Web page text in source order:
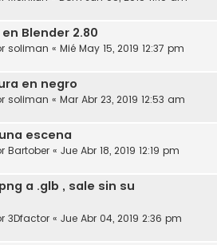
Blender 2.80
soliman « Mié May 15, 2019 12:37 pm
en negro
soliman « Mar Abr 23, 2019 12:53 am
escena
Bartober « Jue Abr 18, 2019 12:19 pm
a .glb , sale sin su
3Dfactor « Jue Abr 04, 2019 2:36 pm